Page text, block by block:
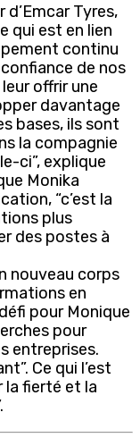
d’Emcar Tyres,
qui est en lien
continu
de nos
offrir une
davantage
bases, ils sont
la compagnie
ci”, explique
Monika
“c’est la
plus
des postes à
nouveau corps
en
pour Monique
pour
entreprises.
Ce qui l’est
la fierté et la